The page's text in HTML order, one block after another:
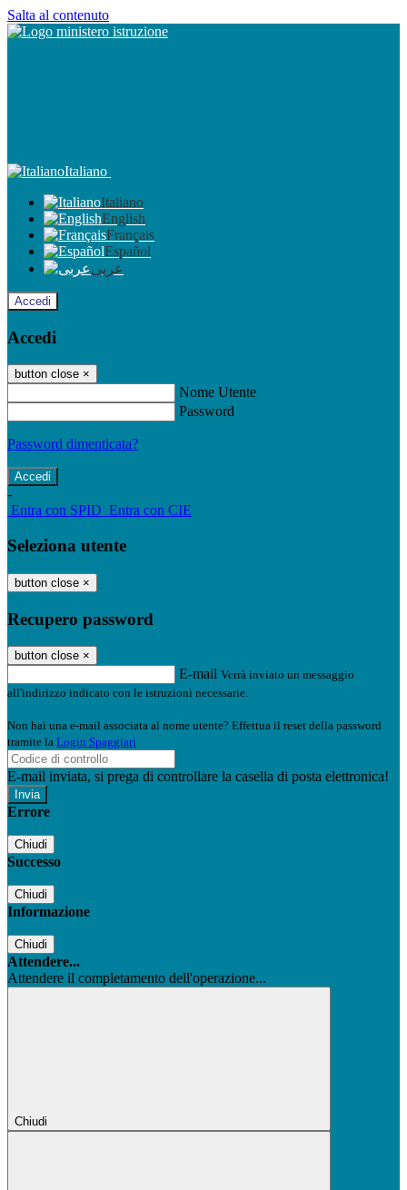
Salta al contenuto
Italiano
Italiano
English
Français
Español
عربى
Accedi
Accedi
button close ×
Nome Utente
Password
Password dimenticata?
-
Entra con SPID Entra con CIE
Seleziona utente
button close ×
Recupero password
button close ×
E-mail Verrà inviato un messaggio
all'indirizzo indicato con le istruzioni necessarie.
Non hai una e-mail associata al nome utente? Effettua il reset della password
tramite la Login Spaggiari
E-mail inviata, si prega di controllare la casella di posta elettronica!
Errore
Chiudi
Successo
Chiudi
Informazione
Chiudi
Attendere...
Attendere il completamento dell'operazione...
Chiudi